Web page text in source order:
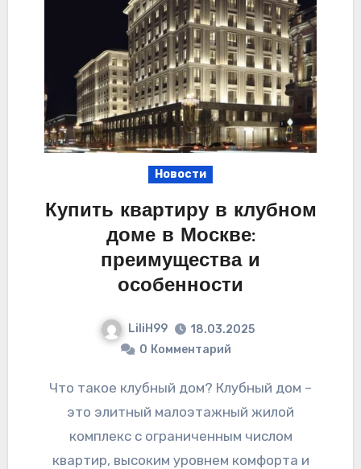
Новости
Купить квартиру в клубном
доме в Москве:
преимущества и
особенности
LiliH99
18.03.2025
0 Комментарий
Что такое клубный дом? Клубный дом –
это элитный малоэтажный жилой
комплекс с ограниченным числом
квартир, высоким уровнем комфорта и